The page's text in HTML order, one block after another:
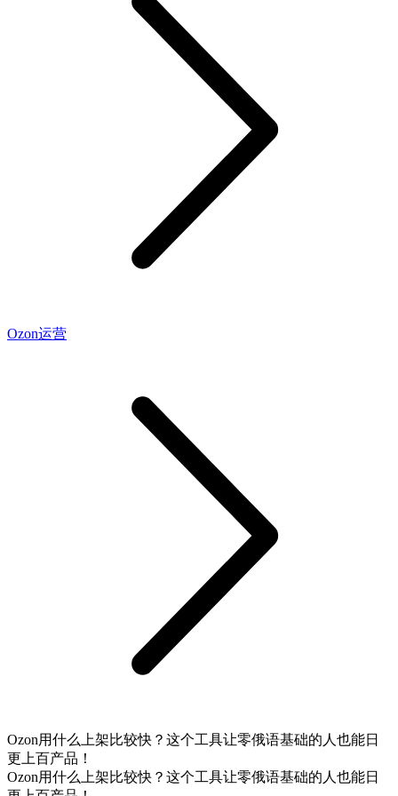
Ozon运营
Ozon用什么上架比较快？这个工具让零俄语基础的人也能日
更上百产品！
Ozon用什么上架比较快？这个工具让零俄语基础的人也能日